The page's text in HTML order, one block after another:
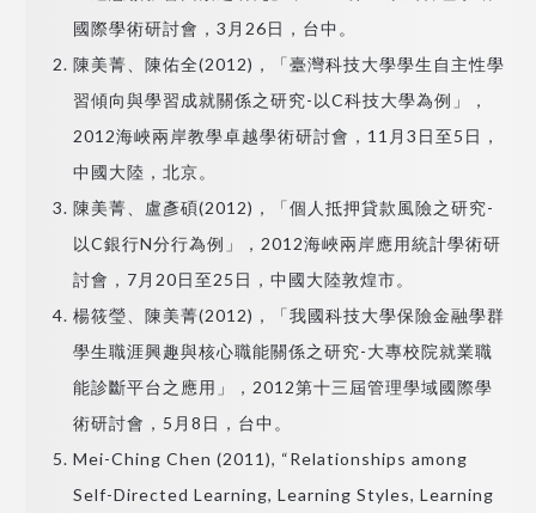
國際學術研討會，3月26日，台中。
陳美菁、陳佑全(2012)，「臺灣科技大學學生自主性學
習傾向與學習成就關係之研究-以C科技大學為例」，
2012海峽兩岸教學卓越學術研討會，11月3日至5日，
中國大陸，北京。
陳美菁、盧彥碩(2012)，「個人抵押貸款風險之研究-
以C銀行N分行為例」，2012海峽兩岸應用統計學術研
討會，7月20日至25日，中國大陸敦煌市。
楊筱瑩、陳美菁(2012)，「我國科技大學保險金融學群
學生職涯興趣與核心職能關係之研究-大專校院就業職
能診斷平台之應用」，2012第十三屆管理學域國際學
術研討會，5月8日，台中。
Mei-Ching Chen (2011), “Relationships among
Self-Directed Learning, Learning Styles, Learning